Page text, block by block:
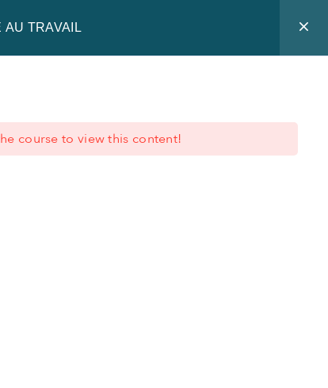
Blog Nous connaître Offre de formation
AU TRAVAIL
course to view this content!